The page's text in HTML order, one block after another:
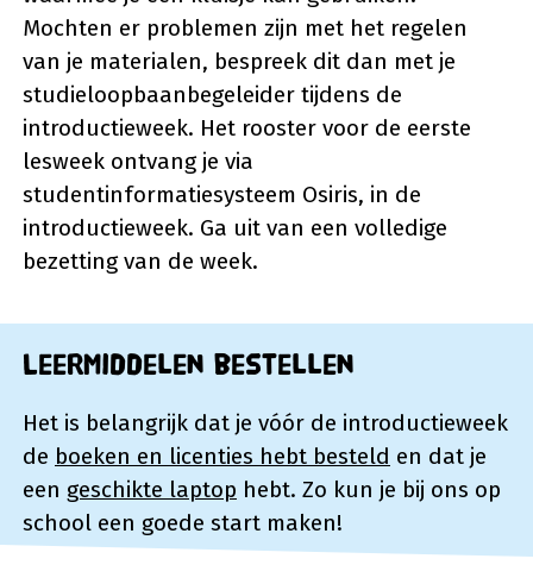
Mochten er problemen zijn met het regelen
van je materialen, bespreek dit dan met je
studieloopbaanbegeleider tijdens de
introductieweek. Het rooster voor de eerste
lesweek ontvang je via
studentinformatiesysteem Osiris, in de
introductieweek. Ga uit van een volledige
bezetting van de week.
Leermiddelen bestellen
Het is belangrijk dat je vóór de introductieweek
de boeken en licenties hebt besteld en dat je
een geschikte laptop hebt. Zo kun je bij ons op
school een goede start maken!